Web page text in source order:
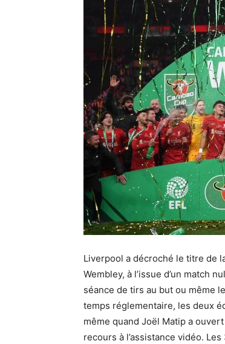
Liverpool a décroché le titre de
Wembley, à l’issue d’un match
séance de tirs au but ou même
temps réglementaire, les deux
même quand Joël Matip a
recours à l’assistance vidéo.